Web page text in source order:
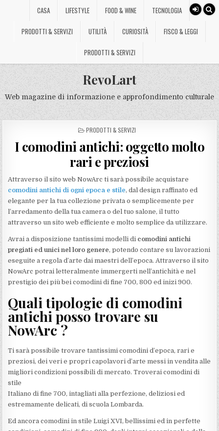
CASA LIFESTYLE FOOD & WINE TECNOLOGIA
PRODOTTI & SERVIZI UTILITÀ CURIOSITÀ FISCO & LEGGI
PRODOTTI & SERVIZI
RevoLart
Web magazine di informazione e approfondimento culturale
POSTED
PRODOTTI & SERVIZI
I comodini antichi: oggetto molto
rari e preziosi
Attraverso il sito web NowArc ti sarà possibile acquistare
comodini antichi di ogni epoca e stile, dal design raffinato ed
elegante per la tua collezione privata o semplicemente per
l’arredamento della tua camera o del tuo salone, il tutto
attraverso un sito web efficiente e molto semplice da utilizzare.
Avrai a disposizione tantissimi modelli di comodini antichi
pregiati ed unici nel loro genere, potendo contare su lavorazioni
eseguite a regola d’arte dai maestri dell’epoca. Attraverso il sito
NowArc potrai letteralmente immergerti nell’antichità e nel
prestigio dei più bei comodini di fine 700, 800 ed inizi 900.
Quali tipologie di comodini
antichi posso trovare su
NowArc ?
Ti sarà possibile trovare tantissimi comodini d’epoca, rari e
preziosi, dei veri e propri capolavori d’arte messi in vendita alle
migliori condizioni possibili di mercato. Troverai comodini di
stile
Italiano di fine 700, intagliati alla perfezione, deliziosi ed
estremamente delicati, di scuola Lombarda.
Ed ancora comodini in stile Luigi XVI, bellissimi ed in perfette